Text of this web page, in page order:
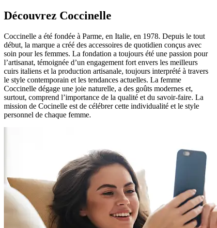
Découvrez Coccinelle
Coccinelle a été fondée à Parme, en Italie, en 1978. Depuis le tout
début, la marque a créé des accessoires de quotidien conçus avec
soin pour les femmes. La fondation a toujours été une passion pour
l’artisanat, témoignée d’un engagement fort envers les meilleurs
cuirs italiens et la production artisanale, toujours interprété à travers
le style contemporain et les tendances actuelles. La femme
Coccinelle dégage une joie naturelle, a des goûts modernes et,
surtout, comprend l’importance de la qualité et du savoir-faire. La
mission de Cocinelle est de célébrer cette individualité et le style
personnel de chaque femme.